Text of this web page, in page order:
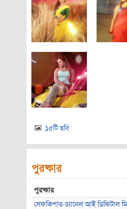
১৫টি ছবি
পুরষ্কার
পুরষ্কার
সেফকিপার-চ্যানেল আই ডিজিটাল